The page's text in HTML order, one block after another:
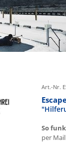
Art.-Nr.
So
per